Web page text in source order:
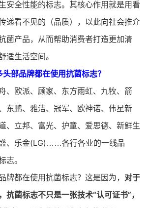
安全性能的标志。其核心作用就是用看
递看不见的（品质），以此向社会推介
菌产品，从而帮助消费者打造更加清
适生活空间。
部品牌都在使用抗菌标志？
、欧派、顾家、东方雨虹、九牧、箭
东鹏、雅洁、冠军、欧神诺、伟星新
、立邦、富光、护童、爱思德、新鲜生
、乐金(LG) ……各行各业的一线品
志。
牌都在使用抗菌标志？这是因为， 对于
抗菌标志不只是一张技术“认可证书”，